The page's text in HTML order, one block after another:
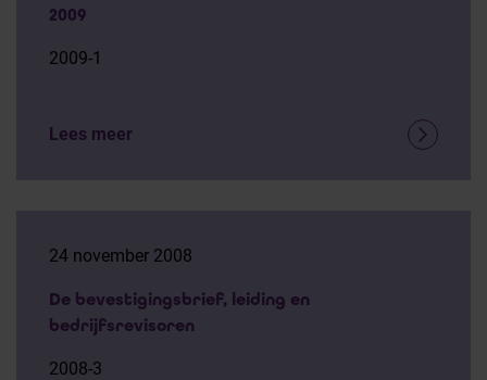
2009
2009-1
Lees meer
24 november 2008
De bevestigingsbrief, leiding en
bedrijfsrevisoren
2008-3